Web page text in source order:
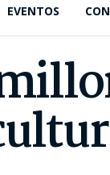
EVENTOS